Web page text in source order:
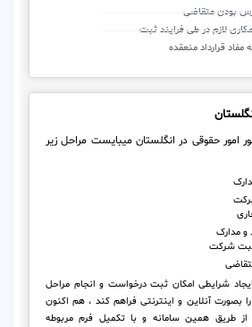
امور حقوقی در انگلستان میبایست مراحل زیر
و مدارک
شرکت
شرایطی امکان ثبت درخواست و انجام مراحل
بصورت آنلاین و اینترنتی فراهم کند ، هم اکنون
از طریق همین سامانه و با تکمیل فرم مربوطه